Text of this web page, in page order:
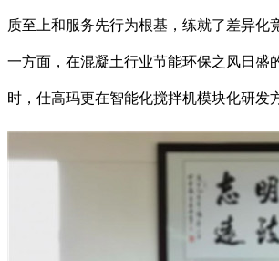
质至上和服务先行为根基，练就了差异
一方面，在混凝土行业节能环保之风日盛
时，仕高玛更在智能化搅拌机模块化研发